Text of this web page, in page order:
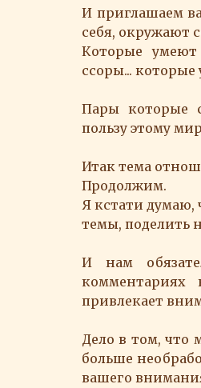
И приглашаем
себя, окружают
Которые умеют
ссоры...
Пары которые
пользу этому
Итак тема
Продолжим.
Я кстати думаю,
темы, поделить
И нам
комментариях
привлекает
Дело в том, что
больше
вашего